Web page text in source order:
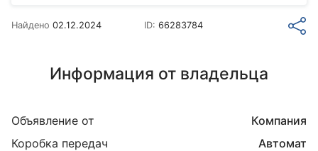
Найдено 02.12.2024 ID: 66283784
Информация от владельца
Объявление от
Компания
Коробка передач
Автомат